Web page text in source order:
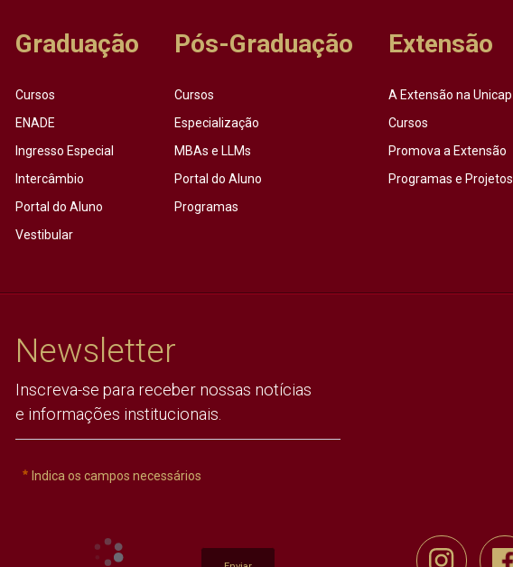
Graduação
Cursos
ENADE
Ingresso Especial
Intercâmbio
Portal do Aluno
Vestibular
Pós-Graduação
Cursos
Especialização
MBAs e LLMs
Portal do Aluno
Programas
Extensão
A Extensão na Unicap
Cursos
Promova a Extensão
Programas e Projetos
Newsletter
Inscreva-se para receber nossas notícias
e informações institucionais.
Indica os campos necessários